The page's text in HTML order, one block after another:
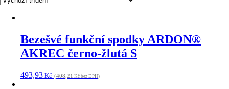
Bezešvé funkční spodky ARDON®
AKREC černo-žlutá S
493,93 Kč (408,21 Kč bez DPH)